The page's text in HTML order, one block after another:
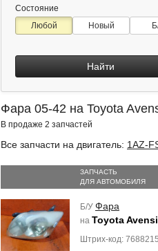
Состояние
Любой
Новый
Найти
Фара 05-42 на Toyota
В продаже 2 запчастей
Все запчасти на двигатель: 1AZ-
ЗАПЧАСТЬ
ДЛЯ АВТОМОБИЛЯ
Б/У Фара
на Toyota
Штрих-код: 7688215